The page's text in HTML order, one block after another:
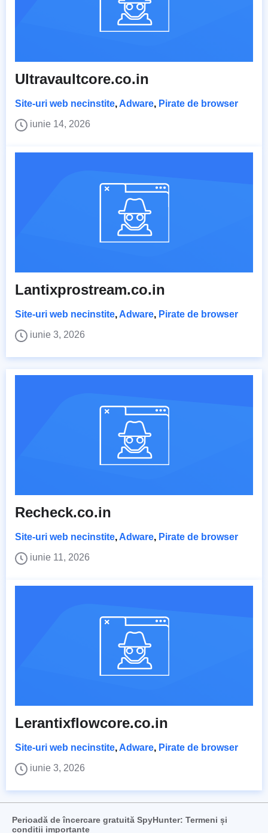
Ultravaultcore.co.in
Site-uri web necinstite, Adware, Pirate de browser
iunie 14, 2026
Lantixprostream.co.in
Site-uri web necinstite, Adware, Pirate de browser
iunie 3, 2026
Recheck.co.in
Site-uri web necinstite, Adware, Pirate de browser
iunie 11, 2026
Lerantixflowcore.co.in
Site-uri web necinstite, Adware, Pirate de browser
iunie 3, 2026
Perioadă de încercare gratuită SpyHunter: Termeni și
condiții importante